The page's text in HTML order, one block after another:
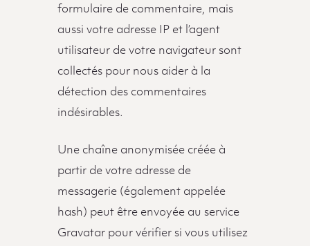
formulaire de commentaire, mais
aussi votre adresse IP et l’agent
utilisateur de votre navigateur sont
collectés pour nous aider à la
détection des commentaires
indésirables.
Une chaîne anonymisée créée à
partir de votre adresse de
messagerie (également appelée
hash) peut être envoyée au service
Gravatar pour vérifier si vous utilisez